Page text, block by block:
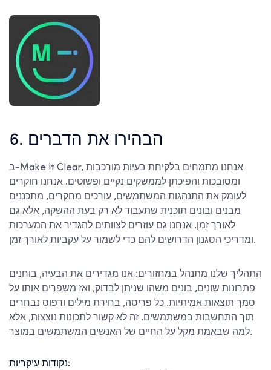
6. הבהירו את הדברים
ב-Make it Clear, אנחנו מתמחים בלקיחת בעיות מורכבות
ומסובכות והפיכתן לממשקים נקיים ופשוטים. אנחנו חוקרים
לעומק את התנהגות המשתמשים, עורכים מחקרים, מתכננים
מבנים ובונים תוכנית שתעבוד לא רק בעת ההשקה, אלא גם
לאורך זמן. אנחנו גם עוזרים לצוותים להגדיר את המערכות
ומדריכי הסגנון הדרושים להם כדי לשמור על עקביות לאורך זמן.
התהליך שלנו מתנהל במחזורים: אנו מגדירים את הבעיה, בוחנים
פתרונות שונים, בונים משהו שניתן לבדוק, ואז משפרים אותו על
סמך תוצאות אמיתיות. כל פריסה, בחירת מילים ודפוס נבחרים
תוך התחשבות במשתמשים. זה לא קשור לתכונות נוצצות, אלא
למה שבאמת מקל על החיים של האנשים המשתמשים במוצר.
נקודות עיקריות: